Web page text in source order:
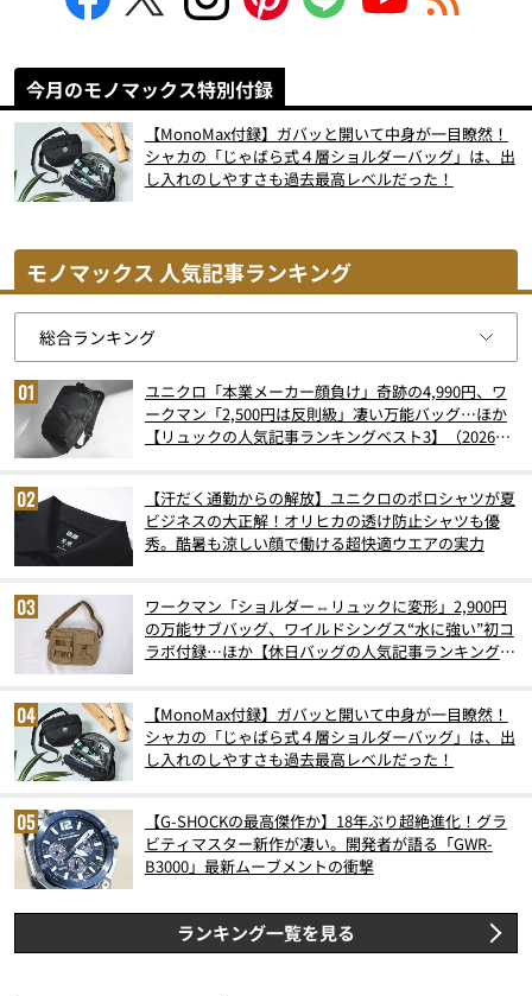
今月のモノマックス特別付録
【MonoMax付録】ガバッと開いて中身が一目瞭然！
シャカの「じゃばら式４層ショルダーバッグ」は、出
し入れのしやすさも過去最高レベルだった！
モノマックス 人気記事ランキング
ユニクロ「本業メーカー顔負け」奇跡の4,990円、ワ
ークマン「2,500円は反則級」凄い万能バッグ…ほか
【リュックの人気記事ランキングベスト3】（2026年
【汗だく通勤からの解放】ユニクロのポロシャツが夏
ビジネスの大正解！オリヒカの透け防止シャツも優
秀。酷暑も涼しい顔で働ける超快適ウエアの実力
ワークマン「ショルダー⇔リュックに変形」2,900円
の万能サブバッグ、ワイルドシングス“水に強い”初コ
ラボ付録…ほか【休日バッグの人気記事ランキングベ
【MonoMax付録】ガバッと開いて中身が一目瞭然！
シャカの「じゃばら式４層ショルダーバッグ」は、出
し入れのしやすさも過去最高レベルだった！
【G-SHOCKの最高傑作か】18年ぶり超絶進化！グラ
ビティマスター新作が凄い。開発者が語る「GWR-
B3000」最新ムーブメントの衝撃
ランキング一覧を見る